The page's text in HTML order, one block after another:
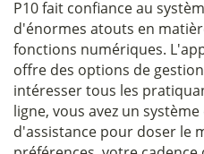
P10 fait confiance au
d'énormes atouts en
fonctions numériques.
offre des options de
intéresser tous les
ligne, vous avez un
d'assistance pour doser le